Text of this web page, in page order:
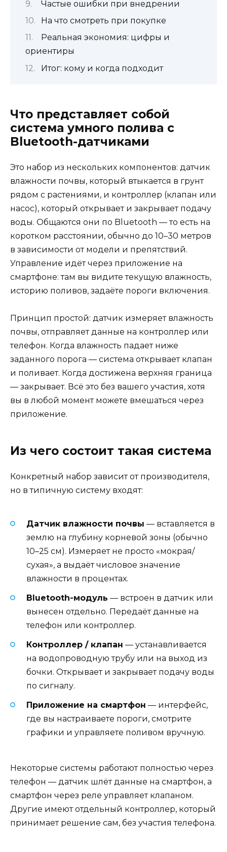
Частые ошибки при внедрении
На что смотреть при покупке
Реальная экономия: цифры и
ориентиры
Итог: кому и когда подходит
Что представляет собой
система умного полива с
Bluetooth-датчиками
Это набор из нескольких компонентов: датчик
влажности почвы, который втыкается в грунт
рядом с растениями, и контроллер (клапан или
насос), который открывает и закрывает подачу
воды. Общаются они по Bluetooth — то есть на
коротком расстоянии, обычно до 10–30 метров
в зависимости от модели и препятствий.
Управление идёт через приложение на
смартфоне: там вы видите текущую влажность,
историю поливов, задаёте пороги включения.
Принцип простой: датчик измеряет влажность
почвы, отправляет данные на контроллер или
телефон. Когда влажность падает ниже
заданного порога — система открывает клапан
и поливает. Когда достижена верхняя граница
— закрывает. Всё это без вашего участия, хотя
вы в любой момент можете вмешаться через
приложение.
Из чего состоит такая система
Конкретный набор зависит от производителя,
но в типичную систему входят:
Датчик влажности почвы — вставляется в
землю на глубину корневой зоны (обычно
10–25 см). Измеряет не просто «мокрая/
сухая», а выдаёт числовое значение
влажности в процентах.
Bluetooth-модуль — встроен в датчик или
вынесен отдельно. Передаёт данные на
телефон или контроллер.
Контроллер / клапан — устанавливается
на водопроводную трубу или на выход из
бочки. Открывает и закрывает подачу воды
по сигналу.
Приложение на смартфон — интерфейс,
где вы настраиваете пороги, смотрите
графики и управляете поливом вручную.
Некоторые системы работают полностью через
телефон — датчик шлёт данные на смартфон, а
смартфон через реле управляет клапаном.
Другие имеют отдельный контроллер, который
принимает решение сам, без участия телефона.